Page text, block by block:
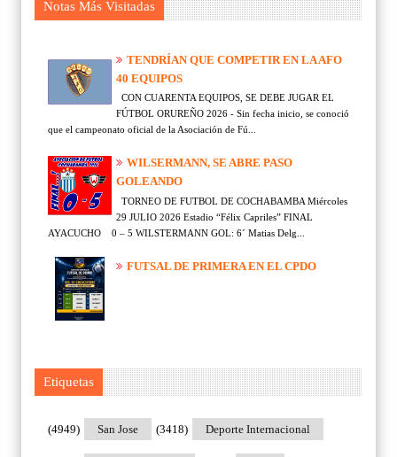
Notas Más Visitadas
TENDRÍAN QUE COMPETIR EN LA AFO
40 EQUIPOS
CON CUARENTA EQUIPOS, SE DEBE JUGAR EL
FÚTBOL ORUREÑO 2026 - Sin fecha inicio, se conoció
que el campeonato oficial de la Asociación de Fú...
WILSERMANN, SE ABRE PASO
GOLEANDO
TORNEO DE FUTBOL DE COCHABAMBA Miércoles
29 JULIO 2026 Estadio “Félix Capriles” FINAL
AYACUCHO 0 – 5 WILSTERMANN GOL: 6´ Matias Delg...
FUTSAL DE PRIMERA EN EL CPDO
Etiquetas
San Jose
(4949) Deporte Internacional
(3418)